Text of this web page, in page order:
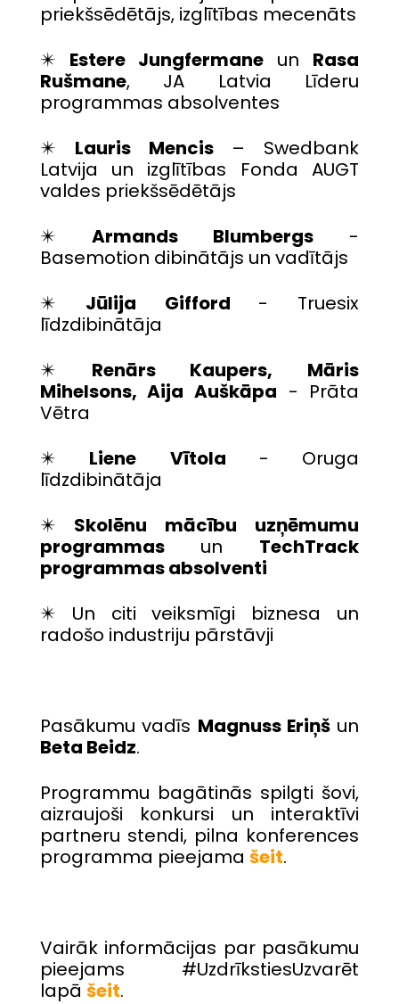
priekšsēdētājs, izglītības mecenāts
✴️ Estere Jungfermane un Rasa
Rušmane, JA Latvia Līderu
programmas absolventes
✴️ Lauris Mencis– Swedbank
Latvija un izglītības Fonda AUGT
valdes priekšsēdētājs
✴️ Armands Blumbergs -
Basemotion dibinātājs un vadītājs
✴️ Jūlija Gifford - Truesix
līdzdibinātāja
✴️ Renārs Kaupers, Māris
Mihelsons, Aija Auškāpa - Prāta
Vētra
✴️ Liene Vītola - Oruga
līdzdibinātāja
✴️ Skolēnu mācību uzņēmumu
programmasun TechTrack
programmas absolventi
✴️ Un citi veiksmīgi biznesa un
radošo industriju pārstāvji
Pasākumu vadīs Magnuss Eriņšun
Beta Beidz.
Programmu bagātinās spilgti šovi,
aizraujoši konkursi un interaktīvi
partneru stendi, pilna konferences
programma pieejama šeit.
Vairāk informācijas par pasākumu
pieejams #UzdrīkstiesUzvarēt
lapā šeit.